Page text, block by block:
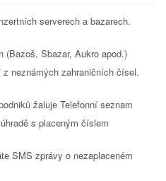
serverech a bazarech.
(Bazoš, Sbazar, Aukro apod.)
neznámých zahraničních čísel.
žaluje Telefonní seznam
s placeným číslem
SMS zprávy o nezaplaceném